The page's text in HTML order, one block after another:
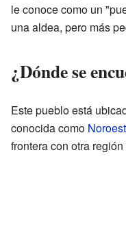
le conoce como un
una aldea, pero más
¿Dónde se
Este pueblo está
conocida como
frontera con otra